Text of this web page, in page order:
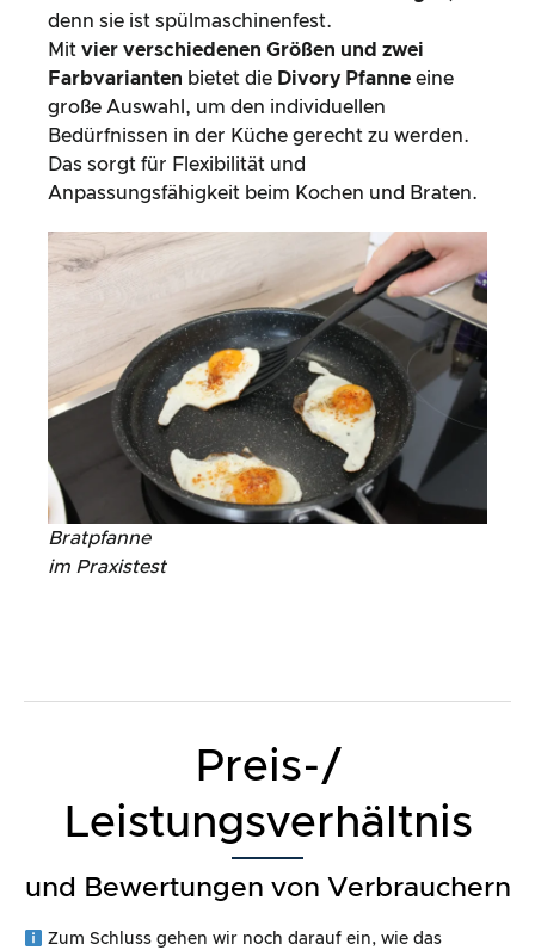
denn sie ist spülmaschinenfest.
Mit vier verschiedenen Größen und zwei
Farbvarianten bietet die Divory Pfanne eine
große Auswahl, um den individuellen
Bedürfnissen in der Küche gerecht zu werden.
Das sorgt für Flexibilität und
Anpassungsfähigkeit beim Kochen und Braten.
Bratpfanne
im Praxistest
Preis-/
Leistungsverhältnis
und Bewertungen von Verbrauchern
Zum Schluss gehen wir noch darauf ein, wie das